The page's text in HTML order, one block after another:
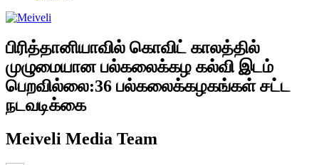
பிரித்தானியாவில் கொவிட் காலத்தில்
முழுமையான பல்கலைக்கழ கல்வி இடம்
பெறவில்லை:36 பல்கலைக்கழகங்கள் சட்ட
நடவடிக்கை
Meiveli Media Team